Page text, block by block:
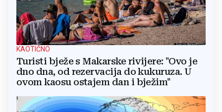
KAOTIČNO
Turisti bježe s Makarske rivijere: "Ovo je
dno dna, od rezervacija do kukuruza. U
ovom kaosu ostajem dan i bježim"